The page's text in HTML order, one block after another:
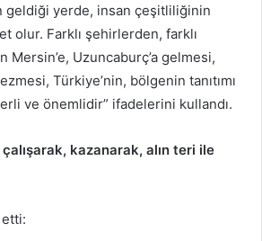
geldiği yerde, insan çeşitliliğinin
olur. Farklı şehirlerden, farklı
Mersin’e, Uzuncaburç’a gelmesi,
Türkiye’nin, bölgenin tanıtımı
ve önemlidir” ifadelerini kullandı.
kazanarak, alın teri ile